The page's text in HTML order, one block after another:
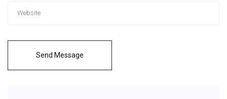
Send Message